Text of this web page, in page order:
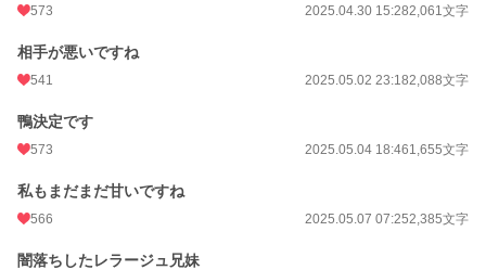
573 2025.04.30 15:282,061文字
相手が悪いですね
541 2025.05.02 23:182,088文字
鴨決定です
573 2025.05.04 18:461,655文字
私もまだまだ甘いですね
566 2025.05.07 07:252,385文字
闇落ちしたレラージュ兄妹